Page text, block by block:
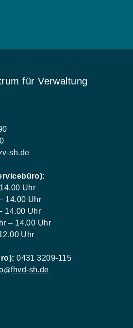
für Verwaltung
sh.de
Uhr
14.00 Uhr
14.00 Uhr
– 14.00 Uhr
Uhr
0431 3209-115
@fhvd-sh.de